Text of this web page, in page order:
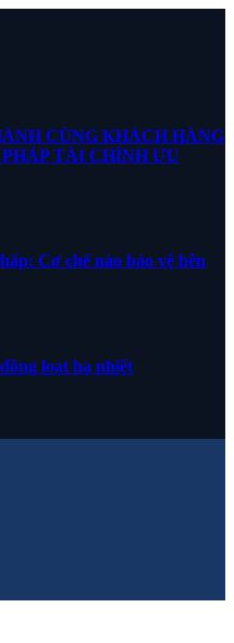
CÙNG KHÁCH HÀNG
TÀI CHÍNH ƯU
Cơ chế nào bảo vệ bên
loạt hạ nhiệt